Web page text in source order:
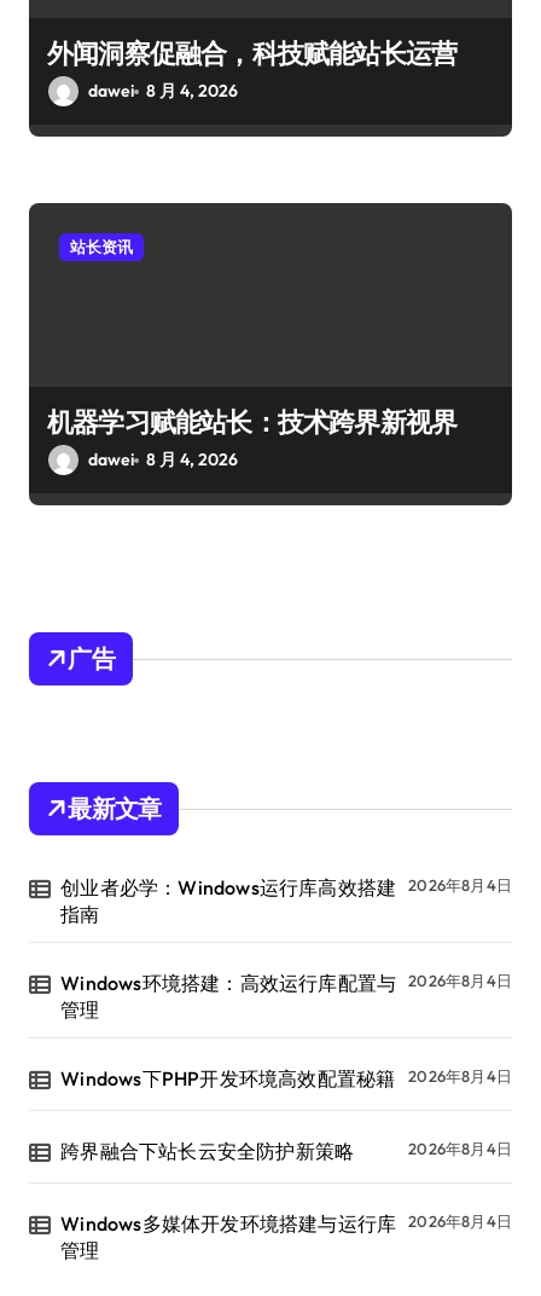
外闻洞察促融合，科技赋能站长运营
dawei 8 月 4, 2026
站长资讯
机器学习赋能站长：技术跨界新视界
dawei 8 月 4, 2026
广告
最新文章
创业者必学：Windows运行库高效搭建
指南
2026年8月4日
Windows环境搭建：高效运行库配置与
管理
2026年8月4日
Windows下PHP开发环境高效配置秘籍 2026年8月4日
跨界融合下站长云安全防护新策略 2026年8月4日
Windows多媒体开发环境搭建与运行库
管理
2026年8月4日